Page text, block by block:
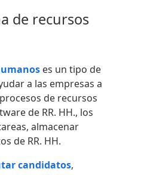
de recursos
es un tipo de
a las empresas a
de recursos
de RR. HH., los
almacenar
de RR. HH.
candidatos,